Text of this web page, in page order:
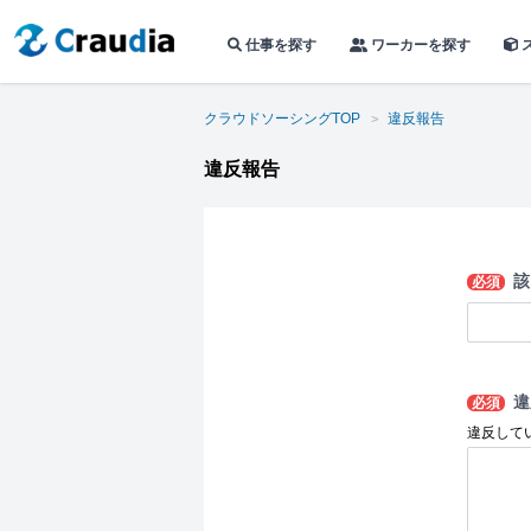
仕事を探す ワーカーを探す
クラウドソーシングTOP 違反報告
違反報告
必須
必須
違反して